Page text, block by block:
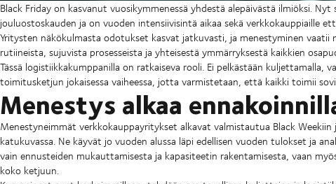
Black Friday on kasvanut vuosikymmenessä yhdestä alepäivästä ilmiöksi.
jouluostoskauden ja on vuoden intensiivisintä aikaa sekä verkkokauppiaille
Yritysten näkökulmasta odotukset kasvat jatkuvasti, ja menestyminen vaatii
rutiineista, sujuvista prosesseista ja yhteisestä ymmärryksestä kaikkien
Tässä logistiikkakumppanilla on ratkaiseva rooli. Ei pelkästään
toimitusketjun jokaisessa vaiheessa, jotta varmistetaan, että kaikki toimii
Menestys alkaa
Menestyneimmät verkkokauppayritykset alkavat valmistautua Black
katukuvassa. Ne käyvät jo vuoden alussa läpi edellisen vuoden tulokset ja
vain ennusteiden mukauttamisesta ja kapasiteetin rakentamisesta, vaan
koko ketjuun.